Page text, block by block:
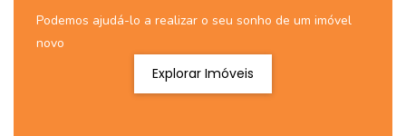
Podemos ajudá-lo a realizar o seu sonho de um imóvel
novo
Explorar Imóveis